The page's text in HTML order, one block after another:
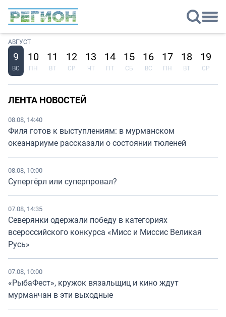
АВГУСТ
9
ВС
10
ПН
11
ВТ
12
СР
13
ЧТ
14
ПТ
15
СБ
16
ВС
17
ПН
18
ВТ
19
СР
ЛЕНТА НОВОСТЕЙ
08.08, 14:40
Филя готов к выступлениям: в мурманском
океанариуме рассказали о состоянии тюленей
08.08, 10:00
Супергёрл или суперпровал?
07.08, 14:35
Северянки одержали победу в категориях
всероссийского конкурса «Мисс и Миссис Великая
Русь»
07.08, 10:00
«РыбаФест», кружок вязальщиц и кино ждут
мурманчан в эти выходные